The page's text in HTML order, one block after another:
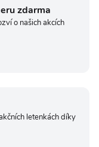
zdarma
o našich akcích
letenkách díky